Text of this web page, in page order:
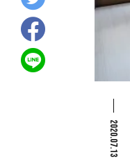
2020.07.13